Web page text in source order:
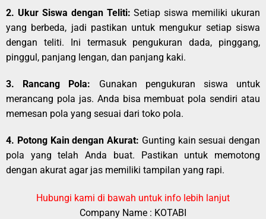
2. Ukur Siswa dengan Teliti: Setiap siswa memiliki ukuran
yang berbeda, jadi pastikan untuk mengukur setiap siswa
dengan teliti. Ini termasuk pengukuran dada, pinggang,
pinggul, panjang lengan, dan panjang kaki.
3. Rancang Pola: Gunakan pengukuran siswa untuk
merancang pola jas. Anda bisa membuat pola sendiri atau
memesan pola yang sesuai dari toko pola.
4. Potong Kain dengan Akurat: Gunting kain sesuai dengan
pola yang telah Anda buat. Pastikan untuk memotong
dengan akurat agar jas memiliki tampilan yang rapi.
Hubungi kami di bawah untuk info lebih lanjut
Company Name : KOTABI